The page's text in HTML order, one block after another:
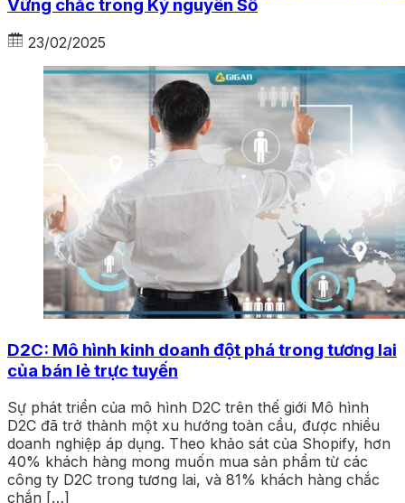
Vững chắc trong Kỷ nguyên Số
23/02/2025
D2C: Mô hình kinh doanh đột phá trong tương lai
của bán lẻ trực tuyến
Sự phát triển của mô hình D2C trên thế giới Mô hình
D2C đã trở thành một xu hướng toàn cầu, được nhiều
doanh nghiệp áp dụng. Theo khảo sát của Shopify, hơn
40% khách hàng mong muốn mua sản phẩm từ các
công ty D2C trong tương lai, và 81% khách hàng chắc
chắn […]